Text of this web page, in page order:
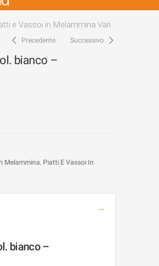
e Vassoi in Melammina Vari
Precedente Successivo
bianco –
Melammina, Piatti E Vassoi In
bianco –